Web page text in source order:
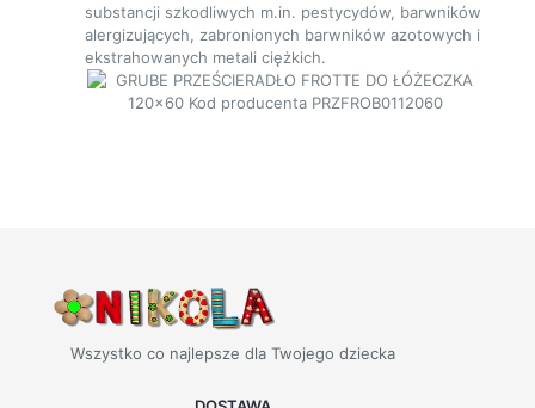
substancji szkodliwych m.in. pestycydów, barwników
alergizujących, zabronionych barwników azotowych i
ekstrahowanych metali ciężkich.
Wszystko co najlepsze dla Twojego dziecka